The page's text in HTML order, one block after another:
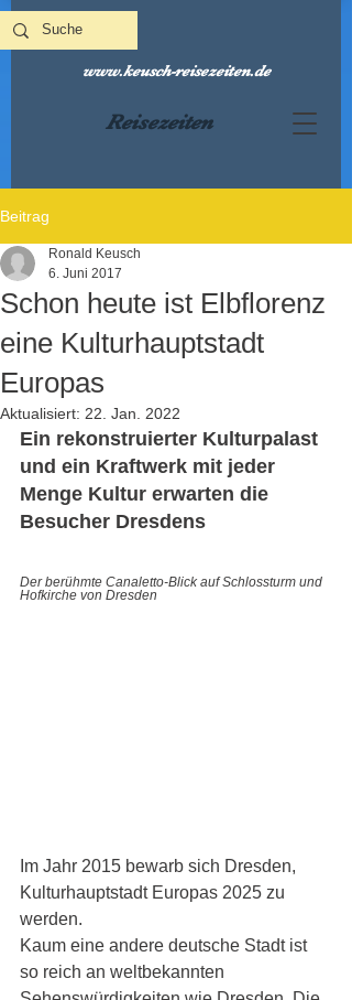
Reisezeiten
www.keusch-reisezeiten.de
Beitrag
Schon heute ist Elbflorenz
eine Kulturhauptstadt
Europas
Ronald Keusch
6. Juni 2017
Aktualisiert: 22. Jan. 2022
Ein rekonstruierter Kulturpalast
und ein Kraftwerk mit jeder
Menge Kultur erwarten die
Besucher Dresdens
Der berühmte Canaletto-Blick auf Schlossturm und
Hofkirche von Dresden
Im Jahr 2015 bewarb sich Dresden,
Kulturhauptstadt Europas 2025 zu
werden.
Kaum eine andere deutsche Stadt ist
so reich an weltbekannten